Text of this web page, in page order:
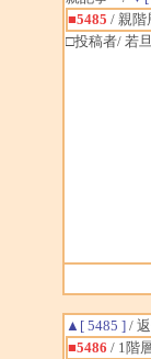
■5485 / 親階
□投稿者/ 若
▲[ 5485 ]/ 返
■5486 / 1階